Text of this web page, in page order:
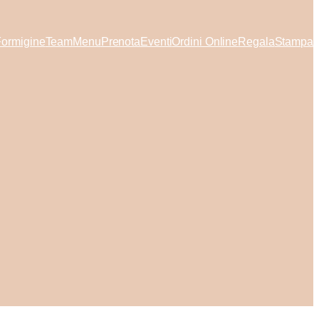
TeamMenu Prenota EventiOrdini Online RegalaStampa